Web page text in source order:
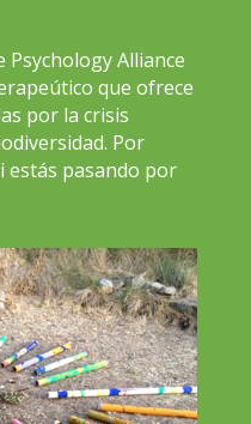
Psychology Alliance
que ofrece
por la crisis
Por
estás pasando por